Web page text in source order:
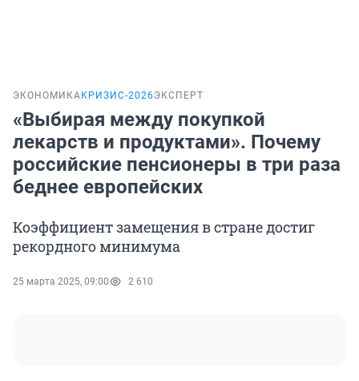
ЭКОНОМИКА КРИЗИС-2026ЭКСПЕРТ
«Выбирая между покупкой
лекарств и продуктами». Почему
российские пенсионеры в три раза
беднее европейских
Коэффициент замещения в стране достиг
рекордного минимума
25 марта 2025, 09:00 2 610